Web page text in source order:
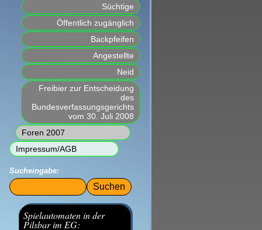
Süchtige
Öffentlich zugänglich
Backpfeifen
Angestellte
Neid
Freibier zur Entscheidung
des
Bundesverfassungsgerichts
vom 30. Juli 2008
Foren 2007
Impressum/AGB
Sucheingabe:
Suchbegriffe
Spielautomaten in der
Pilsbar im EG: